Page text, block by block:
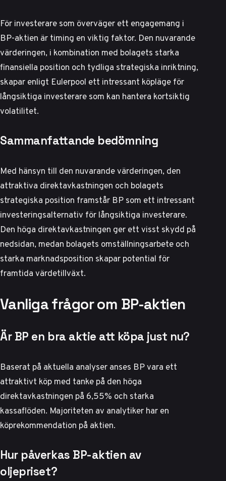
För investerare som överväger ett engagemang i
BP-aktien är timing en viktig faktor. Den nuvarande
värderingen, i kombination med bolagets starka
finansiella position och tydliga strategiska inriktning,
skapar enligt Eulerpool ett intressant köpläge för
långsiktiga investerare som kan hantera kortsiktig
volatilitet.
Sammanfattande bedömning
Med hänsyn till den nuvarande värderingen, den
attraktiva direktavkastningen och bolagets
strategiska position framstår BP som ett intressant
investeringsalternativ för långsiktiga investerare.
Den höga direktavkastningen ger ett visst skydd på
nedsidan, medan bolagets omställningsarbete och
starka marknadsposition skapar potential för
framtida värdetillväxt.
Vanliga frågor om BP-aktien
Är BP en bra aktie att köpa just nu?
Baserat på aktuella analyser anses BP vara ett
attraktivt köp med tanke på den höga
direktavkastningen på 6,55% och starka
kassaflöden. Majoriteten av analytiker har en
köprekommendation på aktien.
Hur påverkas BP-aktien av
oljepriset?